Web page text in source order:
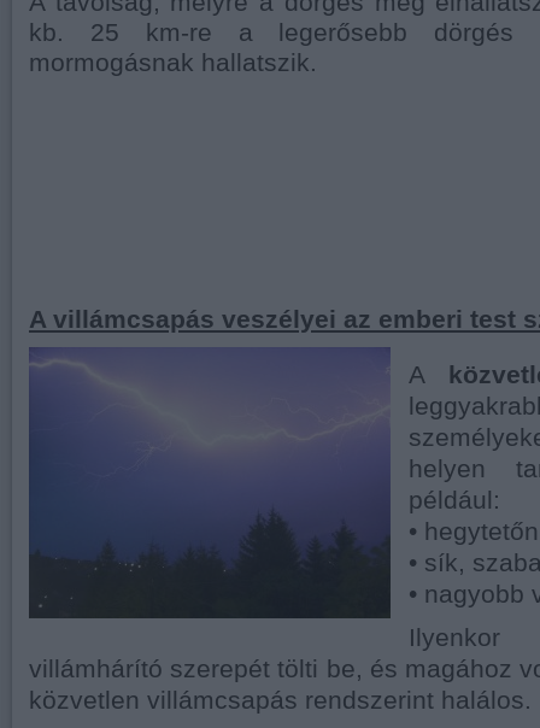
kb. 25 km-re a legerősebb dörgés
mormogásnak hallatszik.
A villámcsapás veszélyei az emberi test
A
helyen
például:
•
• sík,
• nagyobb
villámhárító szerepét tölti be, és magához
közvetlen villámcsapás rendszerint halálos.